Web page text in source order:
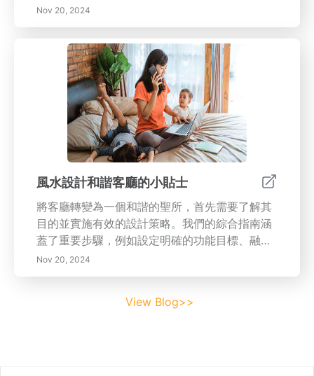
簡化您的工作流程，提升生產力，並將您的日常
行動與長期目標對齊。
活調整你的時間表以克服挑戰。擁抱時間區塊的
結構化方法，今天就改變你的日常安排！
Nov 20, 2024
風水設計和諧客廳的小貼士
將客廳轉變為一個和諧的聖所，首先需要了解其
目的並實施有效的設計策略。我們的綜合指南涵
蓋了重要步驟，例如設定明確的功能目標、融入
自然元素以及通過家具擺放實現平衡。了解艾森
豪威爾矩陣以有效優先考慮空間內的任務，並發
的方法，利用科技為您的智能家居體驗，補充您
Nov 20, 2024
View Blog>>